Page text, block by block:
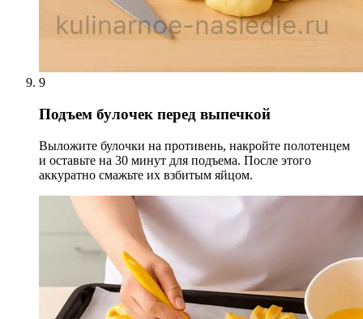
9
Подъем булочек перед выпечкой
Выложите булочки на противень, накройте полотенцем
и оставьте на 30 минут для подъема. После этого
аккуратно смажьте их взбитым яйцом.